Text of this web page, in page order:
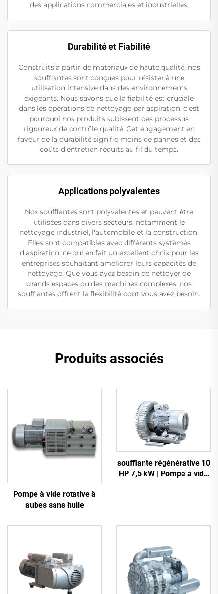
des applications commerciales et industrielles.
Durabilité et Fiabilité
Construits à partir de matériaux de haute qualité, nos
soufflantes sont conçues pour résister à une
utilisation intensive dans des environnements
exigeants. Nous savons que la fiabilité est cruciale
dans les opérations de nettoyage par aspiration, c'est
pourquoi nos produits subissent des processus
rigoureux de contrôle qualité. Cet engagement en
faveur de la durabilité signifie moins de pannes et des
coûts d'entretien réduits au fil du temps.
Applications polyvalentes
Nos soufflantes sont polyvalentes et peuvent être
utilisées dans divers secteurs, notamment le
nettoyage industriel, l'automobile et la construction.
Elles sont compatibles avec différents systèmes
d'aspiration, ce qui en fait un excellent choix pour les
entreprises souhaitant améliorer leurs capacités de
nettoyage. Que vous ayez besoin de nettoyer de
grands espaces ou des machines complexes, nos
soufflantes offrent la flexibilité dont vous avez besoin.
Produits associés
Pompe à vide rotative à
aubes sans huile
soufflante régénérative 10
HP 7,5 kW | Pompe à vide